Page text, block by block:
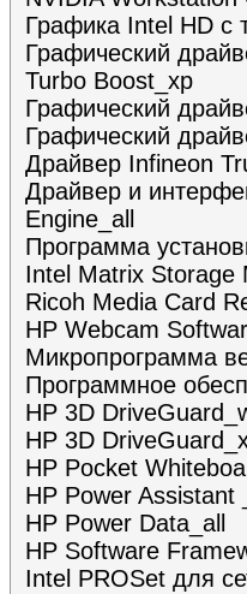
Графика Intel HD с
Графический
Turbo Boost_xp
Графический
Графический
Драйвер Infineon
Драйвер и
Engine_all
Программа
Intel Matrix Storage
Ricoh Media Card
HP Webcam
Микропрограмма
Программное
HP 3D
HP 3D
HP Pocket
HP Power Assistant
HP Power Data_all
HP Software
Intel PROSet для